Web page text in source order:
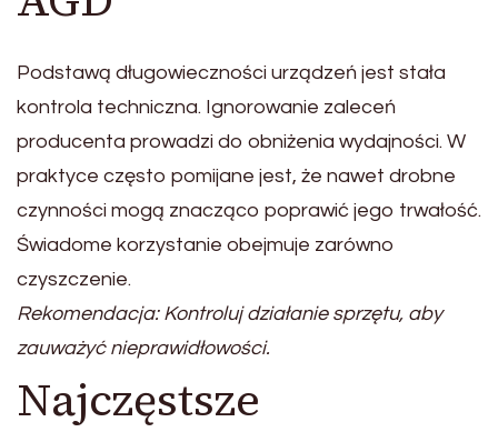
Podstawą długowieczności urządzeń jest stała
kontrola techniczna. Ignorowanie zaleceń
producenta prowadzi do obniżenia wydajności. W
praktyce często pomijane jest, że nawet drobne
czynności mogą znacząco poprawić jego trwałość.
Świadome korzystanie obejmuje zarówno
czyszczenie.
Rekomendacja: Kontroluj działanie sprzętu, aby
zauważyć nieprawidłowości.
Najczęstsze